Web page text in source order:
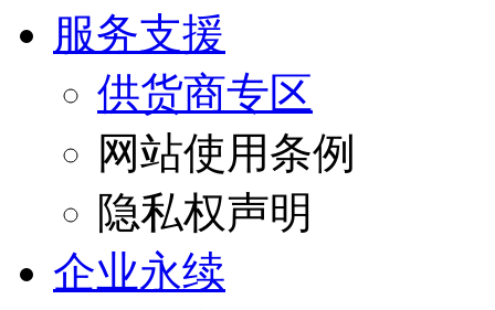
服务支援
供货商专区
网站使用条例
隐私权声明
企业永续